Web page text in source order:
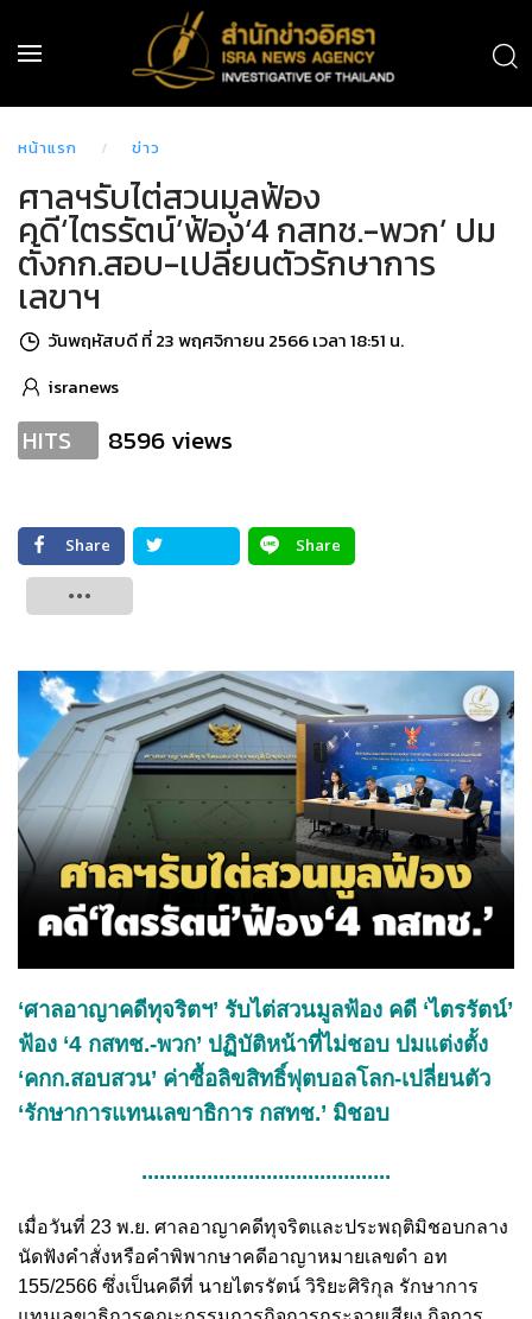
หน้าแรก ข่าว
ศาลฯรับไต่สวนมูลฟ้อง
คดี‘ไตรรัตน์’ฟ้อง‘4 กสทช.-พวก’ ปม
ตั้งกก.สอบ-เปลี่ยนตัวรักษาการ
เลขาฯ
วันพฤหัสบดี ที่ 23 พฤศจิกายน 2566 เวลา 18:51 น.
isranews
HITS 8596 views
Share
Share
‘ศาลอาญาคดีทุจริตฯ’ รับไต่สวนมูลฟ้อง คดี ‘ไตรรัตน์’
ฟ้อง ‘4 กสทช.-พวก’ ปฏิบัติหน้าที่ไม่ชอบ ปมแต่งตั้ง
‘คกก.สอบสวน’ ค่าซื้อลิขสิทธิ์ฟุตบอลโลก-เปลี่ยนตัว
‘รักษาการแทนเลขาธิการ กสทช.’ มิชอบ
..........................................
เมื่อวันที่ 23 พ.ย. ศาลอาญาคดีทุจริตและประพฤติมิชอบกลาง
นัดฟังคำสั่งหรือคำพิพากษาคดีอาญาหมายเลขดำ อท
155/2566 ซึ่งเป็นคดีที่ นายไตรรัตน์ วิริยะศิริกุล รักษาการ